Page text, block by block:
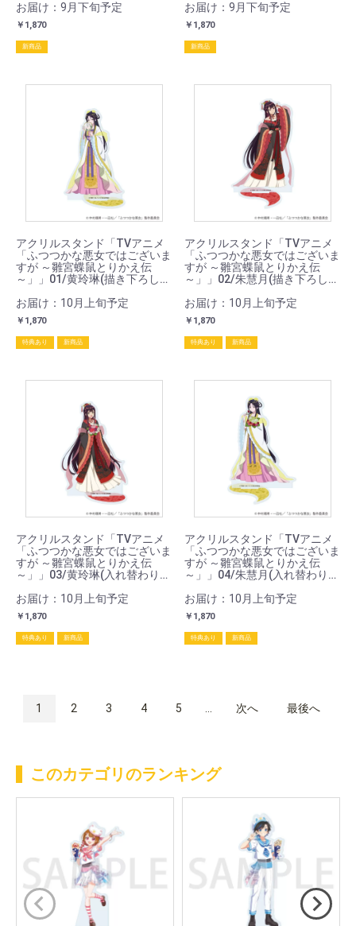
お届け：9月下旬予定
￥1,870
新商品
お届け：9月下旬予定
￥1,870
新商品
アクリルスタンド「TVアニメ
「ふつつかな悪女ではございま
すが ～雛宮蝶鼠とりかえ伝
～」」01/黄玲琳(描き下ろしイ
お届け：10月上旬予定
￥1,870
特典あり 新商品
アクリルスタンド「TVアニメ
「ふつつかな悪女ではございま
すが ～雛宮蝶鼠とりかえ伝
～」」02/朱慧月(描き下ろしイ
お届け：10月上旬予定
￥1,870
特典あり 新商品
アクリルスタンド「TVアニメ
「ふつつかな悪女ではございま
すが ～雛宮蝶鼠とりかえ伝
～」」03/黄玲琳(入れ替わり
お届け：10月上旬予定
￥1,870
特典あり 新商品
アクリルスタンド「TVアニメ
「ふつつかな悪女ではございま
すが ～雛宮蝶鼠とりかえ伝
～」」04/朱慧月(入れ替わり
お届け：10月上旬予定
￥1,870
特典あり 新商品
1 2 3 4 5 次へ 最後へ
このカテゴリのランキング